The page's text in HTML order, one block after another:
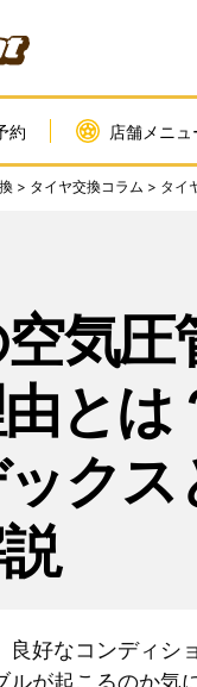
約 店舗メニュ
> タイヤ交換コラム > タイ
気圧
とは
クス
良好なコンディ
ルが起こるのか気